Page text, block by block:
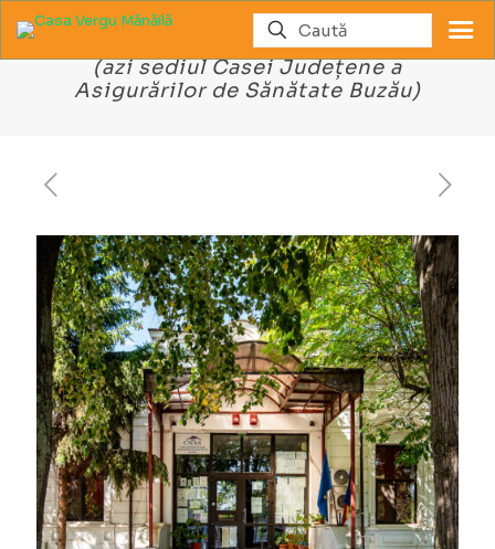
Casă din Strada Crizantemelor nr. 18
(azi sediul Casei Județene a
Asigurărilor de Sănătate Buzău)